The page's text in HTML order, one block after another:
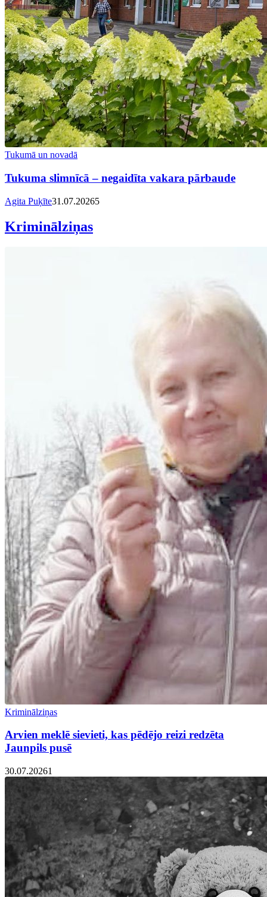
Tukumā un novadā
Tukuma slimnīcā – negaidīta vakara pārbaude
Agita Puķīte31.07.20265
Kriminālziņas
Kriminālziņas
Arvien meklē sievieti, kas pēdējo reizi redzēta
Jaunpils pusē
30.07.20261